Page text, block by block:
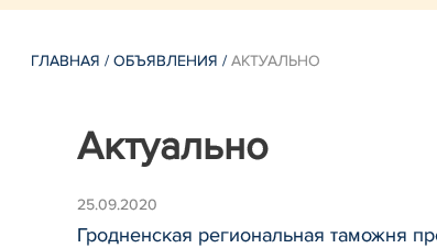
ГЛАВНАЯ /ОБЪЯВЛЕНИЯ /АКТУАЛЬНО
Актуально
25.09.2020
Гродненская региональная таможня